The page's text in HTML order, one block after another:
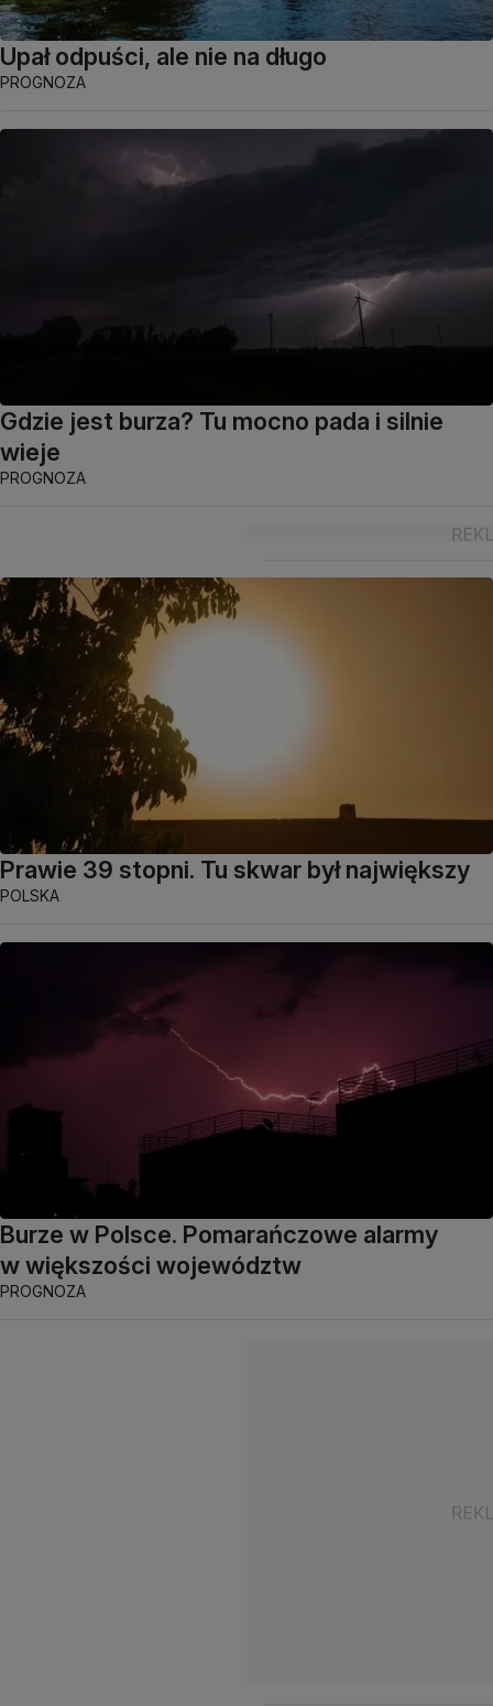
Upał odpuści, ale nie na długo
PROGNOZA
Gdzie jest burza? Tu mocno pada i silnie
wieje
PROGNOZA
Prawie 39 stopni. Tu skwar był największy
POLSKA
Burze w Polsce. Pomarańczowe alarmy
w większości województw
PROGNOZA